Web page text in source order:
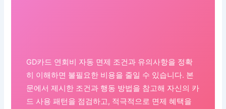
GD카드 연회비 자동 면제 조건과 유의사항을 정확
히 이해하면 불필요한 비용을 줄일 수 있습니다. 본
문에서 제시한 조건과 행동 방법을 참고해 자신의 카
드 사용 패턴을 점검하고, 적극적으로 면제 혜택을